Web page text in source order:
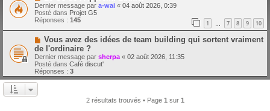
o
u
v
e
a
u
m
e
s
s
a
Dernier message par a-wai « 04 août 2026, 0:39
Posté dans Projet G5
Réponses : 145 1 7 8 9 10
N
u
v
e
a
u
Vous avez des idées de team building qui sortent vraiment
de l'ordinaire ?
Dernier message par sherpa « 02 août 2026, 11:35
Posté dans Café discut'
Réponses : 3
2 résultats trouvés • Page 1 sur 1